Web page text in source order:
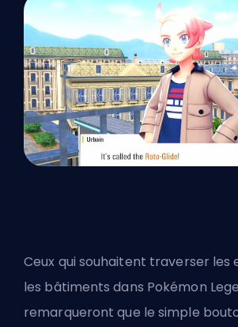
Ceux qui souhaitent traverser les
les bâtiments dans Pokémon
remarqueront que le simple